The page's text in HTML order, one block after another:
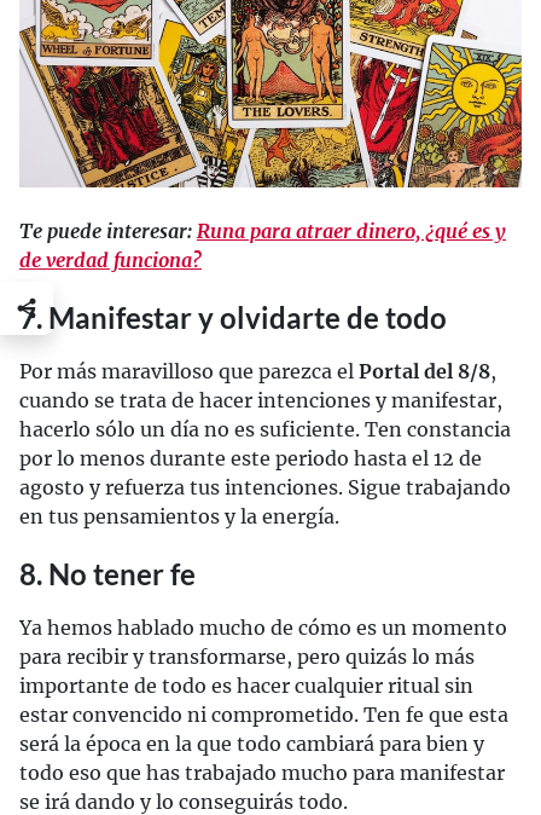
Te puede interesar: Runa para atraer dinero, ¿qué es y
de verdad funciona?
7. Manifestar y olvidarte de todo
Por más maravilloso que parezca el Portal del 8/8,
cuando se trata de hacer intenciones y manifestar,
hacerlo sólo un día no es suficiente. Ten constancia
por lo menos durante este periodo hasta el 12 de
agosto y refuerza tus intenciones. Sigue trabajando
en tus pensamientos y la energía.
8. No tener fe
Ya hemos hablado mucho de cómo es un momento
para recibir y transformarse, pero quizás lo más
importante de todo es hacer cualquier ritual sin
estar convencido ni comprometido. Ten fe que esta
será la época en la que todo cambiará para bien y
todo eso que has trabajado mucho para manifestar
se irá dando y lo conseguirás todo.